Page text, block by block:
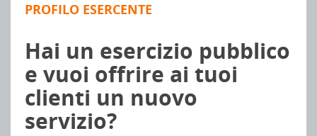
PROFILO ESERCENTE
Hai un esercizio pubblico
e vuoi offrire ai tuoi
clienti un nuovo
servizio?